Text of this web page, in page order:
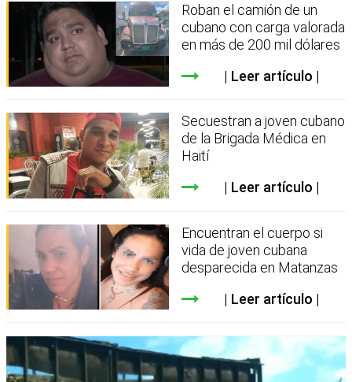
Roban el camión de un
cubano con carga valorada
en más de 200 mil dólares
Leer artículo
Secuestran a joven cubano
de la Brigada Médica en
Haití
Leer artículo
Encuentran el cuerpo si
vida de joven cubana
desparecida en Matanzas
Leer artículo